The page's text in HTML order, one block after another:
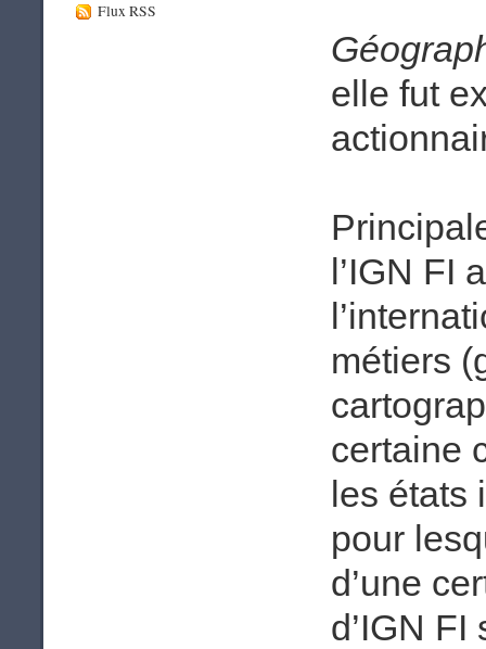
Flux RSS
elle fut
l’IGN FI
métiers
certaine
les états
pour
d’une
d’IGN FI